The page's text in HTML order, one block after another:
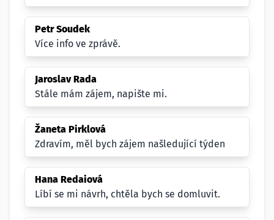
Petr Soudek
Více info ve zprávě.
Jaroslav Rada
Stále mám zájem, napište mi.
Žaneta Pirklová
Zdravím, měl bych zájem našledující týden
Hana Redaiová
Líbí se mi návrh, chtěla bych se domluvit.